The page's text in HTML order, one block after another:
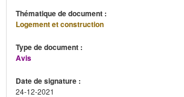
Thématique de document :
Logement et construction
Type de document :
Avis
Date de signature :
24-12-2021